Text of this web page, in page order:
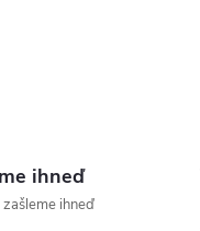
ihneď
ihneď